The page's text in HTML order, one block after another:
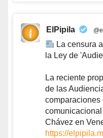
ElPipila
La censura
la Ley de
La reciente
de las
Chávez en
https://